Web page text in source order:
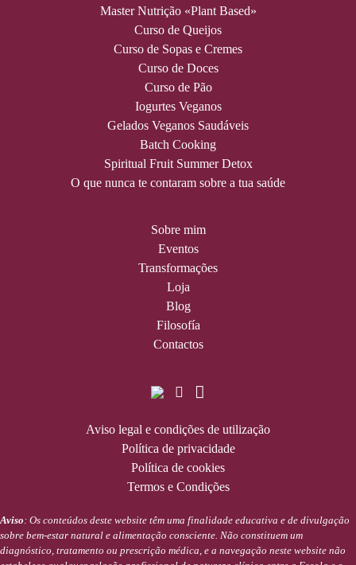
Master Nutrição «Plant Based»
Curso de Queijos
Curso de Sopas e Cremes
Curso de Doces
Curso de Pão
Iogurtes Veganos
Gelados Veganos Saudáveis
Batch Cooking
Spiritual Fruit Summer Detox
O que nunca te contaram sobre a tua saúde
Sobre mim
Eventos
Transformações
Loja
Blog
Filosofía
Contactos
Aviso legal e condições de utilização
Política de privacidade
Política de cookies
Termos e Condições
Aviso: Os conteúdos deste website têm uma finalidade educativa e de divulgação
sobre bem-estar natural e alimentação consciente. Não constituem um
diagnóstico, tratamento ou prescrição médica, e a navegação neste website não